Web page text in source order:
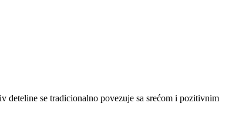
deteline se tradicionalno povezuje sa srećom i pozitivnim